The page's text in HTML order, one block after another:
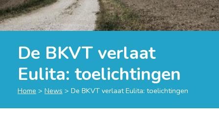
De BKVT verlaat
Eulita: toelichtingen
Home > News > De BKVT verlaat Eulita: toelichtingen